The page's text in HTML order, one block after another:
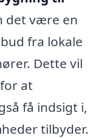
det være en
fra lokale
Dette vil
at
få indsigt i,
tilbyder.